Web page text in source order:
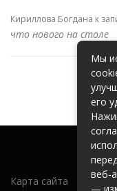
Кириллова Богдана к
что нового на столе
Карта сайта
Мы
его
веб-